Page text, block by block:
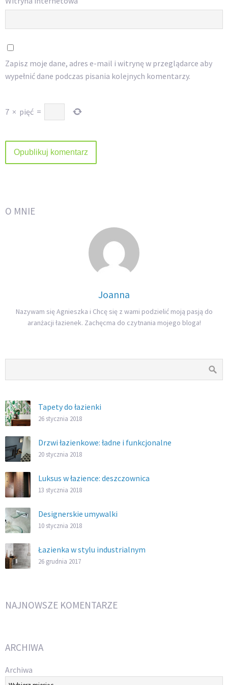
Zapisz moje dane, adres e-mail i witrynę w przeglądarce aby
wypełnić dane podczas pisania kolejnych komentarzy.
7 × pięć =
O MNIE
Joanna
Nazywam się Agnieszka i Chcę się z wami podzielić moją pasją do
aranżacji łazienek. Zachęcma do czytnania mojego bloga!
Tapety do łazienki
26 stycznia 2018
Drzwi łazienkowe: ładne i funkcjonalne
20 stycznia 2018
Luksus w łazience: deszczownica
13 stycznia 2018
Designerskie umywalki
10 stycznia 2018
Łazienka w stylu industrialnym
26 grudnia 2017
NAJNOWSZE KOMENTARZE
ARCHIWA
Archiwa